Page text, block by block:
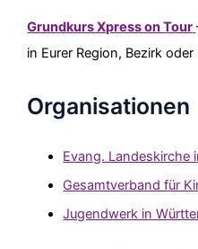
Grundkurs Xpress on Tour
in Eurer Region, Bezirk
Organisationen
Evang. Landeskirche
Gesamtverband für
Jugendwerk in